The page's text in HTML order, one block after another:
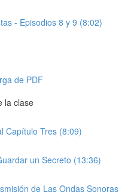
- Episodios 8 y 9 (8:02)
de PDF
la clase
Capítulo Tres (8:09)
un Secreto (13:36)
de Las Ondas Sonoras